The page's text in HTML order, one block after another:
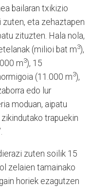
bailaran txikizio
zuten, eta zehaztapen
zituzten. Hala nola,
(milioi bat m3),
m3), 15
(11.000 m3),
edo lur
moduan, aipatu
trapuekin
zuten soilik 15
zelaien tamainako
horiek ezagutzen